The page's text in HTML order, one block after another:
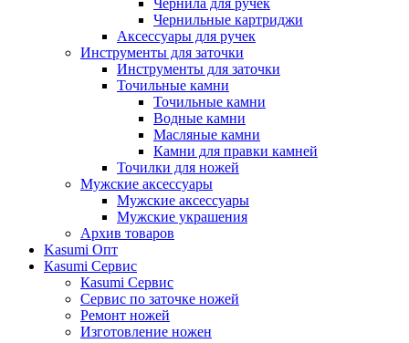
Чернильные картриджи
Аксессуары для ручек
Инструменты для заточки
Инструменты для заточки
Точильные камни
Точильные камни
Водные камни
Масляные камни
Камни для правки камней
Точилки для ножей
Мужские аксессуары
Мужские аксессуары
Мужские украшения
Архив товаров
Kasumi Опт
Кasumi Сервис
Кasumi Сервис
Сервис по заточке ножей
Ремонт ножей
Изготовление ножен